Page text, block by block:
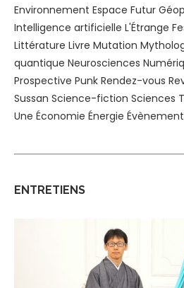
Environnement Espace Futur
Intelligence artificielle L'Étrange
Littérature Livre Mutation
quantique Neurosciences
Prospective Punk Rendez-vous
Sussan Science-fiction Sciences
Une Économie Énergie Évènement
ENTRETIENS